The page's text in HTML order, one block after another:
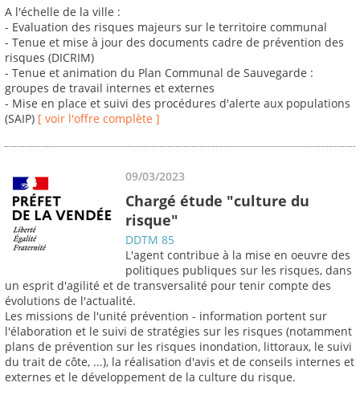
A l'échelle de la ville :
- Evaluation des risques majeurs sur le territoire communal
- Tenue et mise à jour des documents cadre de prévention des
risques (DICRIM)
- Tenue et animation du Plan Communal de Sauvegarde :
groupes de travail internes et externes
- Mise en place et suivi des procédures d'alerte aux populations
(SAIP) [ voir l'offre complète ]
09/03/2023
Chargé étude "culture du
risque"
DDTM 85
L'agent contribue à la mise en oeuvre des
politiques publiques sur les risques, dans
un esprit d'agilité et de transversalité pour tenir compte des
évolutions de l'actualité.
Les missions de l'unité prévention - information portent sur
l'élaboration et le suivi de stratégies sur les risques (notamment
plans de prévention sur les risques inondation, littoraux, le suivi
du trait de côte, ...), la réalisation d'avis et de conseils internes et
externes et le développement de la culture du risque.